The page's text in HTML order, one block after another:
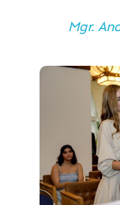
Mgr.